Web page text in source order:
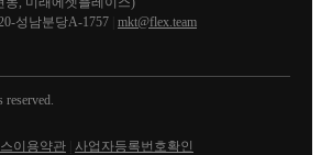
성남분당A-1757 mkt@flex.team
이용약관 사업자등록번호확인